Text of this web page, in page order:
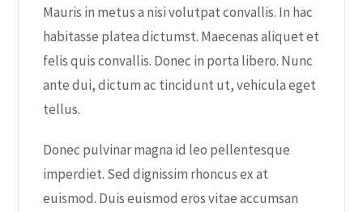
Mauris in metus a nisi volutpat convallis. In hac
habitasse platea dictumst. Maecenas aliquet et
felis quis convallis. Donec in porta libero. Nunc
ante dui, dictum ac tincidunt ut, vehicula eget
tellus.
Donec pulvinar magna id leo pellentesque
imperdiet. Sed dignissim rhoncus ex at
euismod. Duis euismod eros vitae accumsan